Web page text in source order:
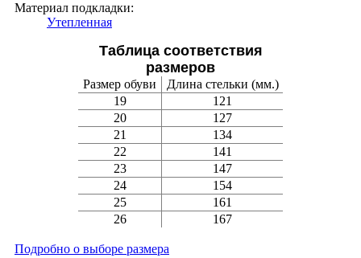
Материал подкладки:
Утепленная
Таблица соответствия
размеров
Размер обуви
Длина стельки (мм.)
19
121
20
127
21
134
22
141
23
147
24
154
25
161
26
167
Подробно о выборе размера